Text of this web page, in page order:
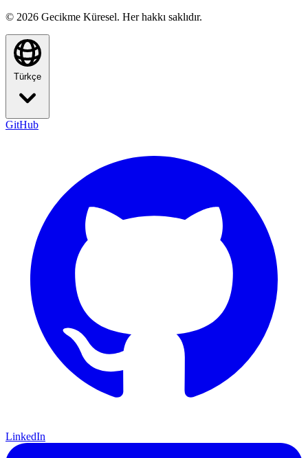
© 2026 Gecikme Küresel. Her hakkı saklıdır.
Türkçe
GitHub
LinkedIn